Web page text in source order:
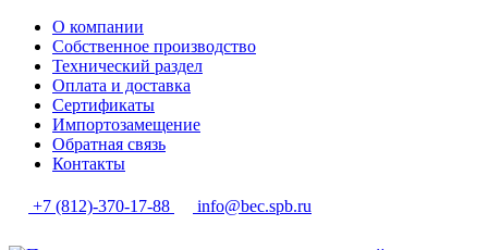
О компании
Собственное производство
Технический раздел
Оплата и доставка
Сертификаты
Импортозамещение
Обратная связь
Контакты
+7 (812)-370-17-88 info@bec.spb.ru